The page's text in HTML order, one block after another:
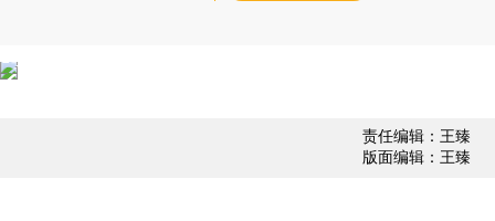
责任编辑：王臻
版面编辑：王臻